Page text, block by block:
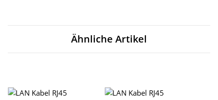
Ähnliche Artikel